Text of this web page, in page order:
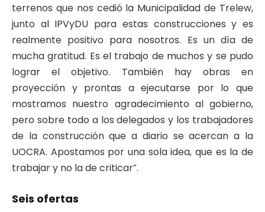
terrenos que nos cedió la Municipalidad de Trelew,
junto al IPVyDU para estas construcciones y es
realmente positivo para nosotros. Es un día de
mucha gratitud. Es el trabajo de muchos y se pudo
lograr el objetivo. También hay obras en
proyección y prontas a ejecutarse por lo que
mostramos nuestro agradecimiento al gobierno,
pero sobre todo a los delegados y los trabajadores
de la construcción que a diario se acercan a la
UOCRA. Apostamos por una sola idea, que es la de
trabajar y no la de criticar”.
Seis ofertas